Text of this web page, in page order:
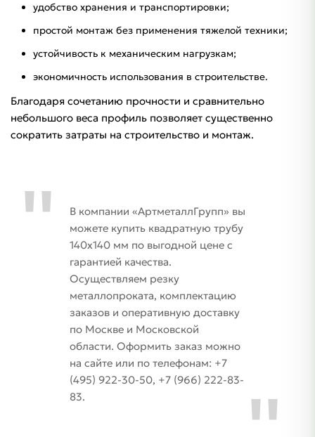
удобство хранения и транспортировки;
простой монтаж без применения тяжелой техники;
устойчивость к механическим нагрузкам;
экономичность использования в строительстве.
Благодаря сочетанию прочности и сравнительно
небольшого веса профиль позволяет существенно
сократить затраты на строительство и монтаж.
В компании «АртметаллГрупп» вы
можете купить квадратную трубу
140х140 мм по выгодной цене с
гарантией качества.
Осуществляем резку
металлопроката, комплектацию
заказов и оперативную доставку
по Москве и Московской
области. Оформить заказ можно
на сайте или по телефонам: +7
(495) 922-30-50, +7 (966) 222-83-
83.